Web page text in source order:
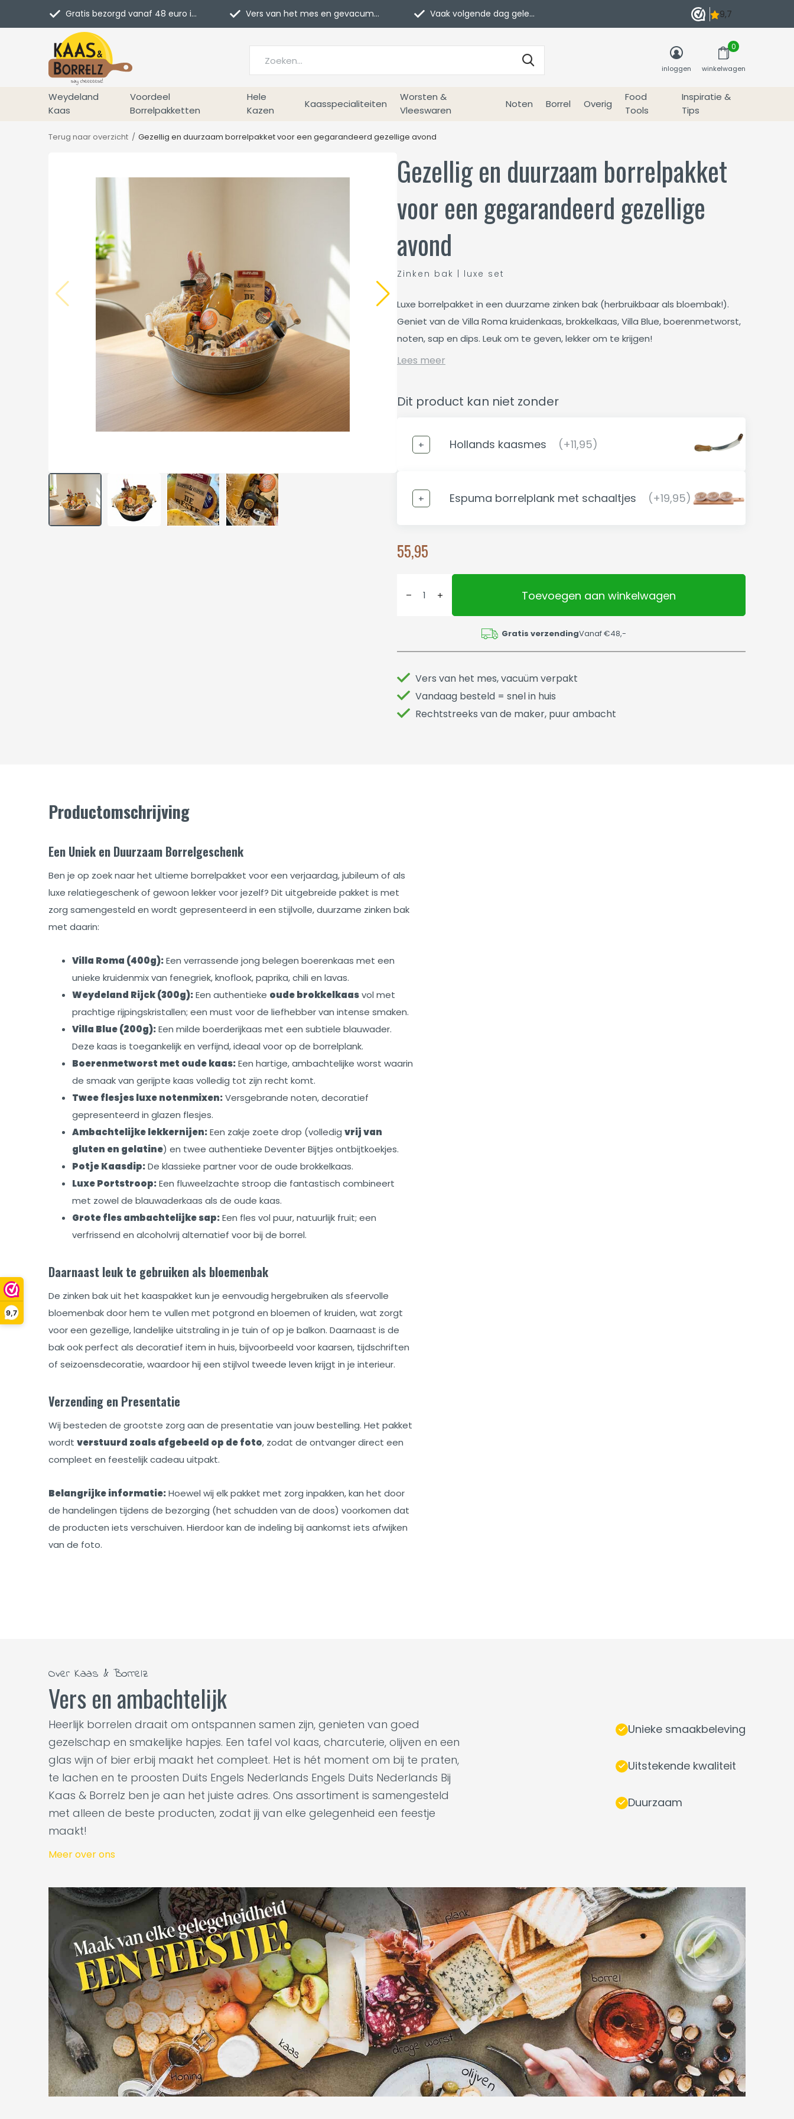
9,7
Weydeland
Kaas
Voordeel
Borrelpakketten
Hele
Kazen
Kaasspecialiteiten
Worsten &
Vleeswaren
Noten Borrel Overig
Food
Tools
Inspiratie &
Tips
inloggen winkelwagen
0
Gratis bezorgd vanaf 48 euro in NL Vers van het mes en gevacumeerd Vaak volgende dag geleverd
Terug naar overzicht Gezellig en duurzaam borrelpakket voor een gegarandeerd gezellige avond
Gezellig en duurzaam borrelpakket
voor een gegarandeerd gezellige
avond
Zinken bak | luxe set
Luxe borrelpakket in een duurzame zinken bak (herbruikbaar als bloembak!).
Geniet van de Villa Roma kruidenkaas, brokkelkaas, Villa Blue, boerenmetworst,
noten, sap en dips. Leuk om te geven, lekker om te krijgen!
Lees meer
Dit product kan niet zonder
Hollands kaasmes (+11,95)
Espuma borrelplank met schaaltjes (+19,95)
55,95
Toevoegen aan winkelwagen
Gratis verzendingVanaf €48,-
Vers van het mes, vacuüm verpakt
Vandaag besteld = snel in huis
Rechtstreeks van de maker, puur ambacht
Productomschrijving
Een Uniek en Duurzaam Borrelgeschenk
Ben je op zoek naar het ultieme borrelpakket voor een verjaardag, jubileum of als
luxe relatiegeschenk of gewoon lekker voor jezelf? Dit uitgebreide pakket is met
zorg samengesteld en wordt gepresenteerd in een stijlvolle, duurzame zinken bak
met daarin:
Villa Roma (400g):Een verrassende jong belegen boerenkaas met een
unieke kruidenmix van fenegriek, knoflook, paprika, chili en lavas.
Weydeland Rijck (300g):Een authentieke oude brokkelkaasvol met
prachtige rijpingskristallen; een must voor de liefhebber van intense smaken.
Villa Blue (200g):Een milde boerderijkaas met een subtiele blauwader.
Deze kaas is toegankelijk en verfijnd, ideaal voor op de borrelplank.
Boerenmetworst met oude kaas:Een hartige, ambachtelijke worst waarin
de smaak van gerijpte kaas volledig tot zijn recht komt.
Twee flesjes luxe notenmixen:Versgebrande noten, decoratief
gepresenteerd in glazen flesjes.
Ambachtelijke lekkernijen:Een zakje zoete drop (volledig vrij van
gluten en gelatine) en twee authentieke Deventer Bijtjes ontbijtkoekjes.
Potje Kaasdip:De klassieke partner voor de oude brokkelkaas.
Luxe Portstroop:Een fluweelzachte stroop die fantastisch combineert
met zowel de blauwaderkaas als de oude kaas.
Grote fles ambachtelijke sap:Een fles vol puur, natuurlijk fruit; een
verfrissend en alcoholvrij alternatief voor bij de borrel.
Daarnaast leuk te gebruiken als bloemenbak
De zinken bak uit het kaaspakket kun je eenvoudig hergebruiken als sfeervolle
bloemenbak door hem te vullen met potgrond en bloemen of kruiden, wat zorgt
voor een gezellige, landelijke uitstraling in je tuin of op je balkon. Daarnaast is de
bak ook perfect als decoratief item in huis, bijvoorbeeld voor kaarsen, tijdschriften
of seizoensdecoratie, waardoor hij een stijlvol tweede leven krijgt in je interieur.
Verzending en Presentatie
Wij besteden de grootste zorg aan de presentatie van jouw bestelling. Het pakket
wordt verstuurd zoals afgebeeld op de foto, zodat de ontvanger direct een
compleet en feestelijk cadeau uitpakt.
Belangrijke informatie:Hoewel wij elk pakket met zorg inpakken, kan het door
de handelingen tijdens de bezorging (het schudden van de doos) voorkomen dat
de producten iets verschuiven. Hierdoor kan de indeling bij aankomst iets afwijken
van de foto.
Over Kaas & Borrelz
Vers en ambachtelijk
Heerlijk borrelen draait om ontspannen samen zijn, genieten van goed
gezelschap en smakelijke hapjes. Een tafel vol kaas, charcuterie, olijven en een
glas wijn of bier erbij maakt het compleet. Het is hét moment om bij te praten,
te lachen en te proosten Duits Engels Nederlands Engels Duits Nederlands Bij
Kaas & Borrelz ben je aan het juiste adres. Ons assortiment is samengesteld
met alleen de beste producten, zodat jij van elke gelegenheid een feestje
maakt!
Meer over ons
Unieke smaakbeleving
Uitstekende kwaliteit
Duurzaam